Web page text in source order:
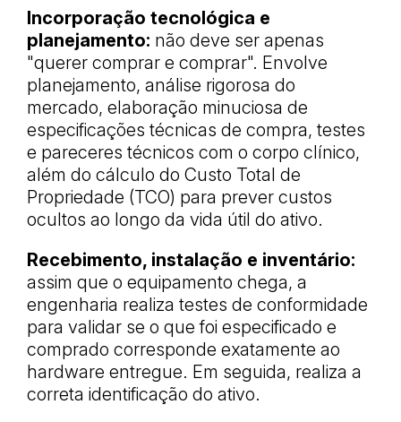
Incorporação tecnológica e
planejamento: não deve ser apenas
"querer comprar e comprar". Envolve
planejamento, análise rigorosa do
mercado, elaboração minuciosa de
especificações técnicas de compra, testes
e pareceres técnicos com o corpo clínico,
além do cálculo do Custo Total de
Propriedade (TCO) para prever custos
ocultos ao longo da vida útil do ativo.
Recebimento, instalação e inventário:
assim que o equipamento chega, a
engenharia realiza testes de conformidade
para validar se o que foi especificado e
comprado corresponde exatamente ao
hardware entregue. Em seguida, realiza a
correta identificação do ativo.